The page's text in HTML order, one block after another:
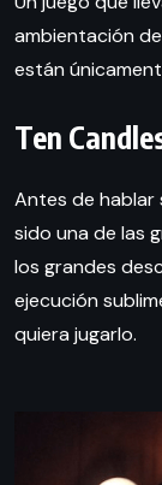
ambientación
están
Ten
Antes de hablar
sido una de las
los grandes
ejecución
quiera jugarlo.